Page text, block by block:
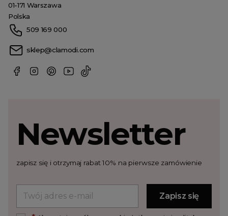
01-171 Warszawa
Polska
509 169 000
sklep@clamodi.com
Newsletter
zapisz się i otrzymaj rabat 10% na pierwsze zamówienie